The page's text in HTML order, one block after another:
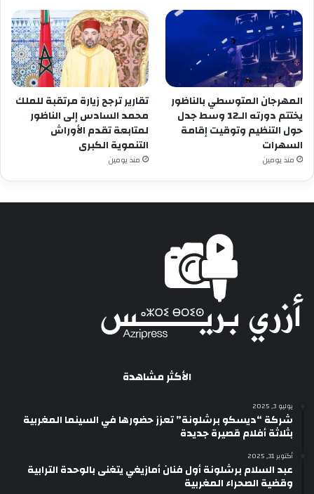
المهرجان المتوسطي بالناظور
يختتم دورته الـ12 وسط جدل
حول التنظيم وتوقيت إقامة
السهرات
منذ يومين
تقارير ترجح زيارة مرتقبة للملك
محمد السادس إلى الناظور
لمتابعة تقدم الأوراش
التنموية الكبرى
منذ يومين
الأكثر مشاهدة
يوليو 3, 2025
شركة “ديسكو برشلونة” تعزز حضورها في السينما المغربية
بثلاثة أفلام قصيرة جديدة
أكتوبر 31, 2025
عبد السلام برشلونة أول فنان أمازيغي يتغنى بالوحدة الترابية
وقضية الصحراء المغربية